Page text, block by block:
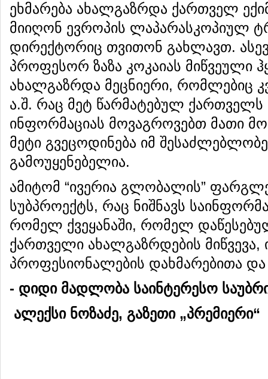
ეხმარება ახალგაზრდა ქართველ
მიიღონ ევროპის ლაპარასკოპიულ
დირექტორიც თვითონ გახლავთ.
პროფესორ ზაზა კოკაიას მიწვეული
ახალგაზრდა მეცნიერი, რომლებიც
ა.შ. რაც მეტ წარმატებულ ქართველს
ინფორმაციას მოვაგროვებთ მათი
მეტი გვეცოდინება იმ
გამოუყენებელია.
ამიტომ “ივერია გლობალის”
სუბპროექტს, რაც ნიშნავს
რომელ ქვეყანაში, რომელ
ქართველი ახალგაზრდების
პროფესიონალების დახმარებითა
- დიდი მადლობა საინტერესო
ალექსი ნოზაძე, გაზეთი „პრემიერი“